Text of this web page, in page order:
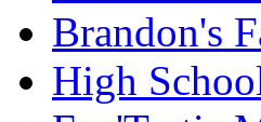
Brandon's
High